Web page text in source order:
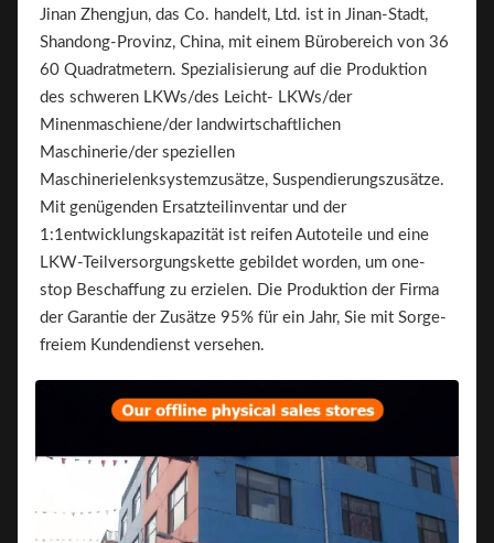
Jinan Zhengjun, das Co. handelt, Ltd. ist in Jinan-Stadt,
Shandong-Provinz, China, mit einem Bürobereich von 36
60 Quadratmetern. Spezialisierung auf die Produktion
des schweren LKWs/des Leicht- LKWs/der
Minenmaschiene/der landwirtschaftlichen
Maschinerie/der speziellen
Maschinerielenksystemzusätze, Suspendierungszusätze.
Mit genügenden Ersatzteilinventar und der
1:1entwicklungskapazität ist reifen Autoteile und eine
LKW-Teilversorgungskette gebildet worden, um one-
stop Beschaffung zu erzielen. Die Produktion der Firma
der Garantie der Zusätze 95% für ein Jahr, Sie mit Sorge-
freiem Kundendienst versehen.